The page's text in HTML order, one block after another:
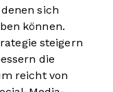
sich
können.
steigern
die
reicht von